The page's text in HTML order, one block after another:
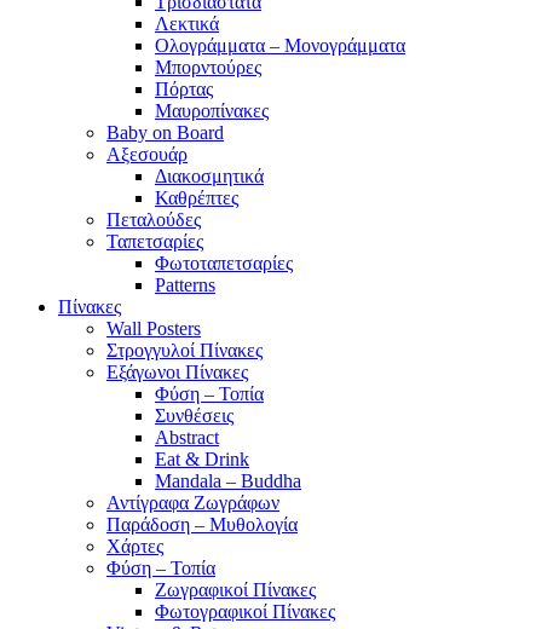
Λεκτικά
Ολογράμματα – Μονογράμματα
Μπορντούρες
Πόρτας
Μαυροπίνακες
Baby on Board
Αξεσουάρ
Διακοσμητικά
Καθρέπτες
Πεταλούδες
Ταπετσαρίες
Φωτοταπετσαρίες
Patterns
Πίνακες
Wall Posters
Στρογγυλοί Πίνακες
Εξάγωνοι Πίνακες
Φύση – Τοπία
Συνθέσεις
Abstract
Eat & Drink
Mandala – Buddha
Αντίγραφα Ζωγράφων
Παράδοση – Μυθολογία
Χάρτες
Φύση – Τοπία
Ζωγραφικοί Πίνακες
Φωτογραφικοί Πίνακες